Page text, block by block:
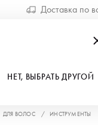
Доставка по
НЕТ, ВЫБРАТЬ ДРУГОЙ
ДЛЯ ВОЛОС ИНСТРУМЕНТЫ